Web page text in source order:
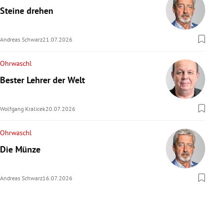
Steine drehen
Andreas Schwarz21.07.2026
Ohrwaschl
Bester Lehrer der Welt
Wolfgang Kralicek20.07.2026
Ohrwaschl
Die Münze
Andreas Schwarz16.07.2026